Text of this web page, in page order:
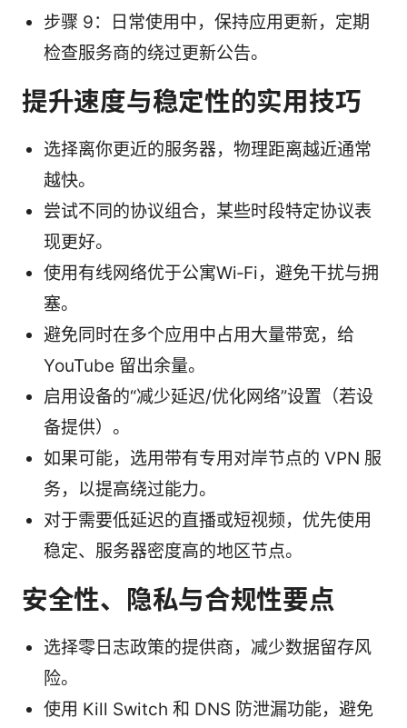
步骤 9：日常使用中，保持应用更新，定期
检查服务商的绕过更新公告。
提升速度与稳定性的实用技巧
选择离你更近的服务器，物理距离越近通常
越快。
尝试不同的协议组合，某些时段特定协议表
现更好。
使用有线网络优于公寓Wi‑Fi，避免干扰与拥
塞。
避免同时在多个应用中占用大量带宽，给
YouTube 留出余量。
启用设备的“减少延迟/优化网络”设置（若设
备提供）。
如果可能，选用带有专用对岸节点的 VPN 服
务，以提高绕过能力。
对于需要低延迟的直播或短视频，优先使用
稳定、服务器密度高的地区节点。
安全性、隐私与合规性要点
选择零日志政策的提供商，减少数据留存风
险。
使用 Kill Switch 和 DNS 防泄漏功能，避免